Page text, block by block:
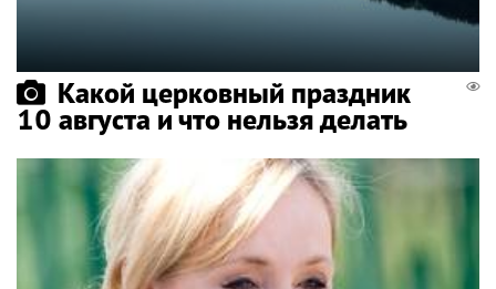
Какой церковный праздник
10 августа и что нельзя делать